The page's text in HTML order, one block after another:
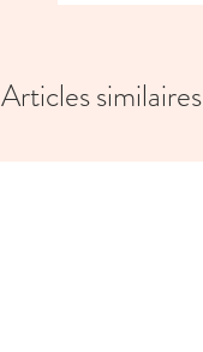
Articles similaires